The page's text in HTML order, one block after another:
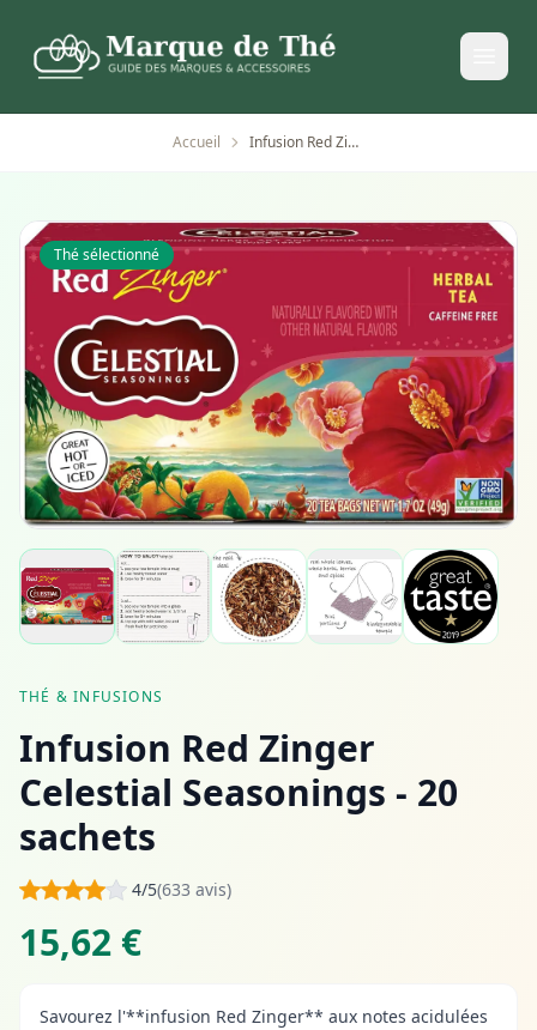
Accueil Infusion Red Zinger Celestial Seasonings - 20 sachets
Thé sélectionné
THÉ & INFUSIONS
Infusion Red Zinger
Celestial Seasonings - 20
sachets
4/5(633 avis)
15,62 €
Savourez l'**infusion Red Zinger** aux notes acidulées